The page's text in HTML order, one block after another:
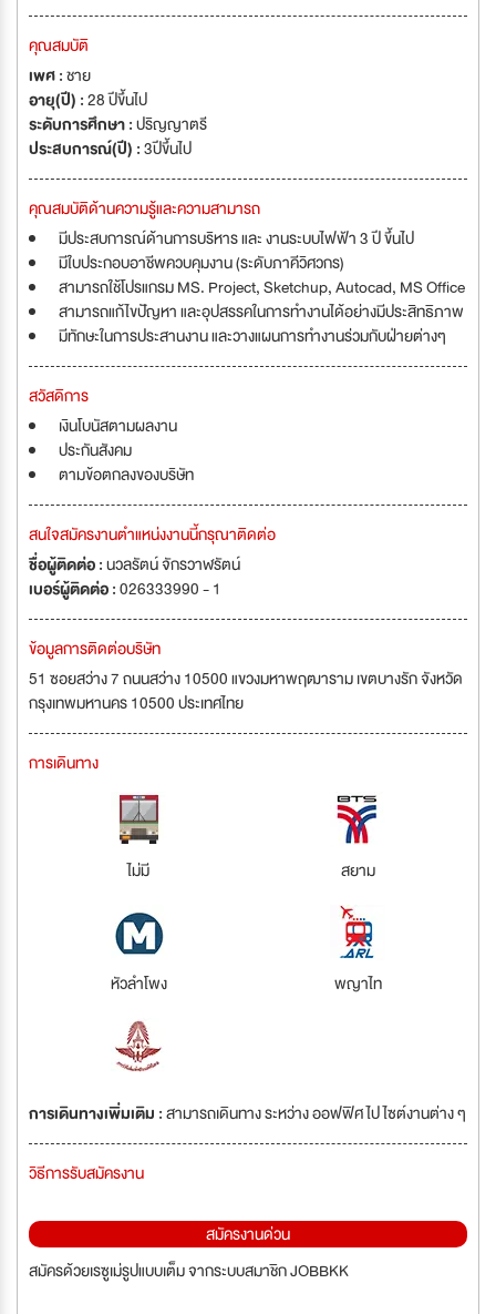
คุณสมบัติ
เพศ :ชาย
อายุ(ปี) :28 ปีขึ้นไป
ระดับการศึกษา :ปริญญาตรี
ประสบการณ์(ปี) :3ปีขึ้นไป
คุณสมบัติด้านความรู้และความสามารถ
มีประสบการณ์ด้านการบริหาร และ งานระบบไฟฟ้า 3 ปี ขึ้นไป
มีใบประกอบอาชีพควบคุมงาน (ระดับภาคีวิศวกร)
สามารถใช้โปรแกรม MS. Project, Sketchup, Autocad, MS Office
สามารถแก้ไขปัญหา และอุปสรรคในการทำงานได้อย่างมีประสิทธิภาพ
มีทักษะในการประสานงาน และวางแผนการทำงานร่วมกับฝ่ายต่างๆ
สวัสดิการ
เงินโบนัสตามผลงาน
ประกันสังคม
ตามข้อตกลงของบริษัท
สนใจสมัครงานตำแหน่งงานนี้กรุณาติดต่อ
ชื่อผู้ติดต่อ :นวลรัตน์ จักรวาฬรัตน์
เบอร์ผู้ติดต่อ :026333990 - 1
ข้อมูลการติดต่อบริษัท
51 ซอยสว่าง 7 ถนนสว่าง 10500 แขวงมหาพฤฒาราม เขตบางรัก จังหวัด
กรุงเทพมหานคร 10500 ประเทศไทย
การเดินทาง
ไม่มี สยาม
หัวลำโพง พญาไท
การเดินทางเพิ่มเติม :สามารถเดินทาง ระหว่าง ออฟฟิศ ไป ไซต์งานต่าง ๆ
วิธีการรับสมัครงาน
สมัครงานด่วน
สมัครด้วยเรซูเม่รูปแบบเต็ม จากระบบสมาชิก JOBBKK